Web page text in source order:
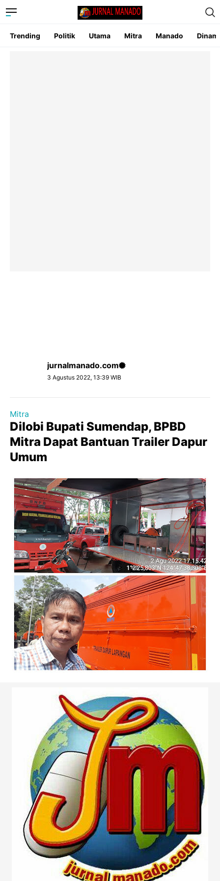
Trending Politik Utama Mitra Manado
jurnalmanado.com
3 Agustus 2022, 13:39 WIB
Mitra
Dilobi Bupati Sumendap, BPBD
Mitra Dapat Bantuan Trailer Dapur
Umum